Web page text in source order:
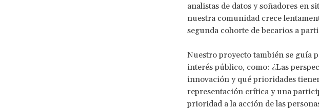
analistas de datos y soñadores en
nuestra comunidad crece
segunda cohorte de becarios a
Nuestro proyecto también se guía
interés público, como: ¿Las
innovación y qué prioridades
representación crítica y una
prioridad a la acción de las